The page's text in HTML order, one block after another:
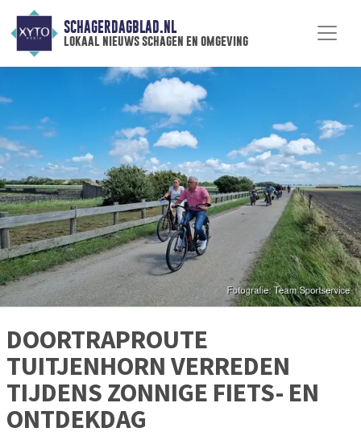
SCHAGERDAGBLAD.NL
lokaal nieuws schagen en omgeving
DOORTRAPROUTE
TUITJENHORN VERREDEN
TIJDENS ZONNIGE FIETS- EN
ONTDEKDAG